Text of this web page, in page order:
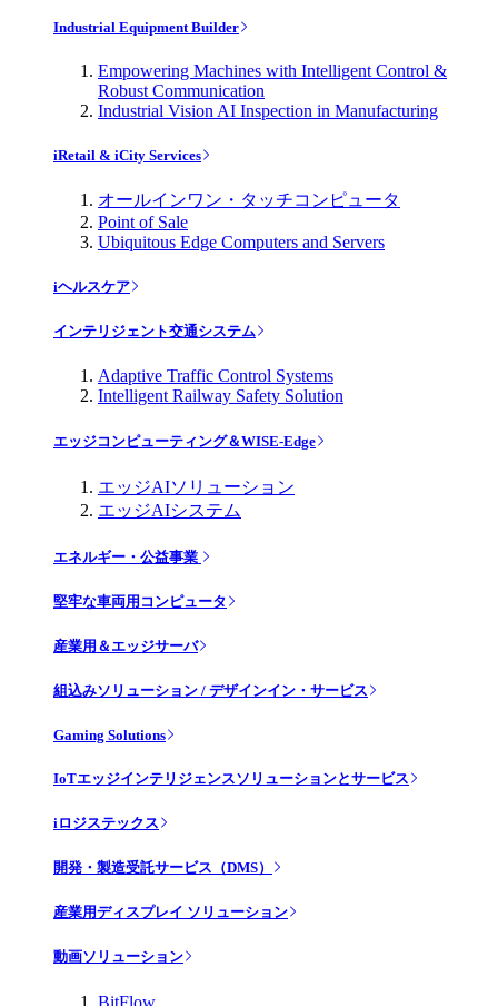
Industrial Equipment Builder
Empowering Machines with Intelligent Control &
Robust Communication
Industrial Vision AI Inspection in Manufacturing
iRetail & iCity Services
オールインワン・タッチコンピュータ
Point of Sale
Ubiquitous Edge Computers and Servers
iヘルスケア
インテリジェント交通システム
Adaptive Traffic Control Systems
Intelligent Railway Safety Solution
エッジコンピューティング＆WISE-Edge
エッジAIソリューション
エッジAIシステム
エネルギー・公益事業
堅牢な車両用コンピュータ
産業用＆エッジサーバ
組込みソリューション / デザインイン・サービス
Gaming Solutions
IoTエッジインテリジェンスソリューションとサービス
iロジステックス
開発・製造受託サービス（DMS）
産業用ディスプレイ ソリューション
動画ソリューション
BitFlow